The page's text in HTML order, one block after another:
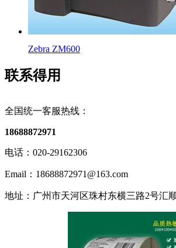
Zebra ZM600
联系得用
全国统一客服热线：
18688872971
电话：020-29162306
Email：18688872971@163.com
地址：广州市天河区珠村东横三路2号汇